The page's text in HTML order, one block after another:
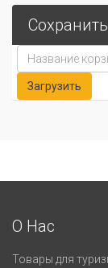
О Нас
Товары для